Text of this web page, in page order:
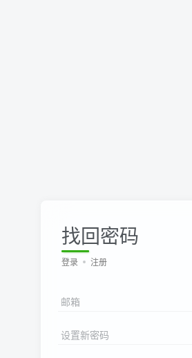
找回密码
登录 注册
邮箱
设置新密码